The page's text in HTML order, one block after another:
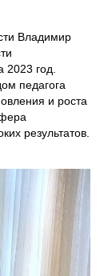
Владимир
2023 год.
педагога
и роста
результатов.